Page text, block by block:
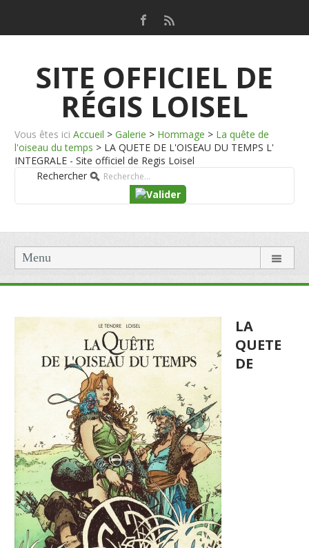
SITE OFFICIEL DE
RÉGIS LOISEL
Vous êtes ici Accueil > Galerie > Hommage > La quête de
l'oiseau du temps > LA QUETE DE L'OISEAU DU TEMPS L'
INTEGRALE - Site officiel de Regis Loisel
Rechercher
Menu
LA
QUETE
DE